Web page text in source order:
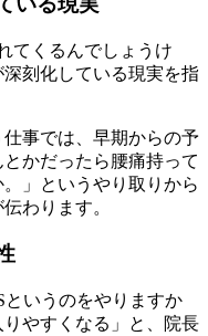
てくるんでしょうけ
刻化している現実を指
事では、早期からの予
かだったら腰痛持って
」というやり取りから
わります。
というのをやりますか
やすくなる」と、院長